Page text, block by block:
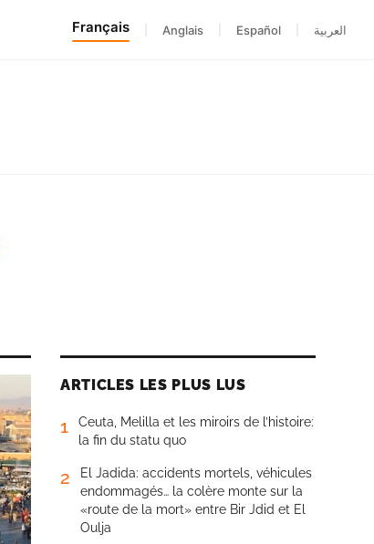
Français Anglais Español العربية
ARTICLES LES PLUS LUS
1
Ceuta, Melilla et les miroirs de l’histoire:
la fin du statu quo
2
El Jadida: accidents mortels, véhicules
endommagés… la colère monte sur la
«route de la mort» entre Bir Jdid et El
Oulja